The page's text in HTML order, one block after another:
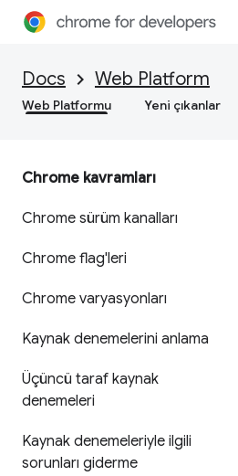
Docs Web Platform
Web Platformu Yeni çıkanlar
Chrome kavramları
Chrome sürüm kanalları
Chrome flag'leri
Chrome varyasyonları
Kaynak denemelerini anlama
Üçüncü taraf kaynak
denemeleri
Kaynak denemeleriyle ilgili
sorunları giderme